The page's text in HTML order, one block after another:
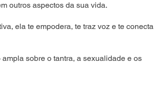
outros aspectos da sua vida.
ela te empodera, te traz voz e te conecta
sobre o tantra, a sexualidade e os